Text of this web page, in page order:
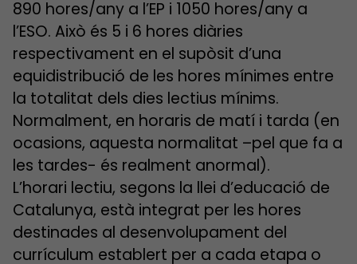
890 hores/any a l’EP i 1050 hores/any a
l’ESO. Això és 5 i 6 hores diàries
respectivament en el supòsit d’una
equidistribució de les hores mínimes entre
la totalitat dels dies lectius mínims.
Normalment, en horaris de matí i tarda (en
ocasions, aquesta normalitat –pel que fa a
les tardes- és realment anormal).
L’horari lectiu, segons la llei d’educació de
Catalunya, està integrat per les hores
destinades al desenvolupament del
currículum establert per a cada etapa o